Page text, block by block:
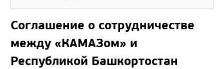
Соглашение о сотрудничестве
между «КАМАЗом» и
Республикой Башкортостан